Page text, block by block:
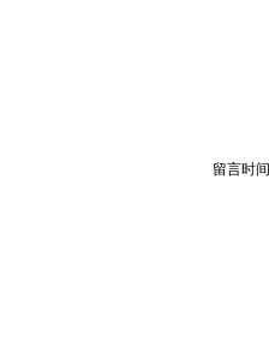
留言时